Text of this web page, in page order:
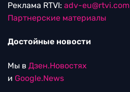
Реклама RTVI: adv-eu@rtvi.com
Партнерские материалы
Достойные новости
Мы в Дзен.Новостях
и Google.News